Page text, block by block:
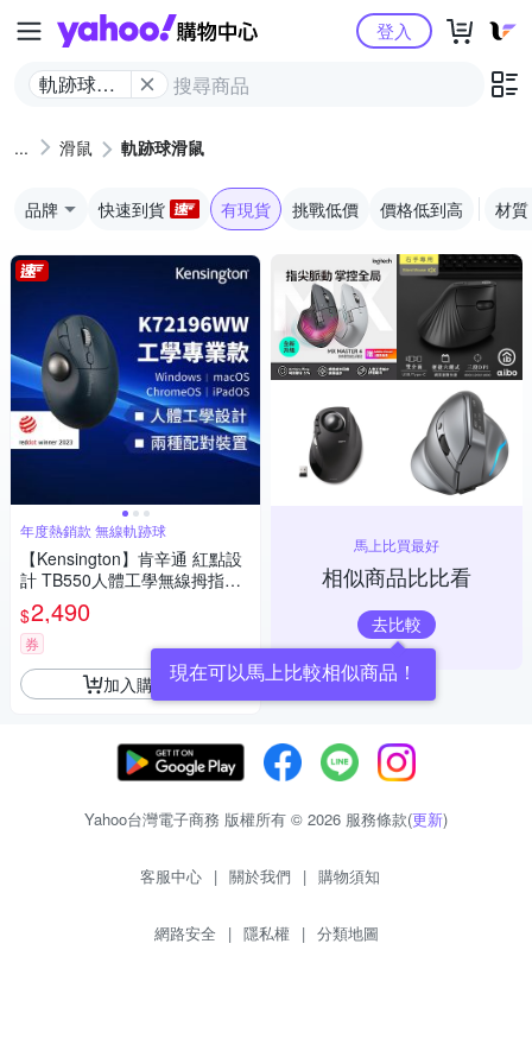
Yahoo購物中心
軌跡球滑
登入
滑鼠 軌跡球滑鼠
品牌 快速到貨 有現貨 挑戰低價 價格低到高 材質
年度熱銷款 無線軌跡球
【Kensington】肯辛通 紅點設
計 TB550人體工學無線拇指軌
跡球滑鼠
$2,490
券
加入購物車
馬上比買最好
相似商品比比看
去比較
現在可以馬上比較相似商品！
Yahoo台灣電子商務 版權所有 © 2026 服務條款(更新)
客服中心 | 關於我們 | 購物須知
網路安全 | 隱私權 | 分類地圖